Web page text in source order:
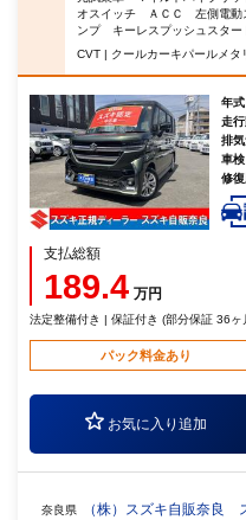
オスイッチ ＡＣＣ 左側電動
ンプ キーレスプッシュスタ
CVT | クールカーキパールメタ
年式
走
排
車検
修
支払総額
189.4 万円
法定整備付き | 保証付き (部分保証 36ヶ
パック料金あり
お気に入り追加
奈良県
（株）スズキ自販奈良